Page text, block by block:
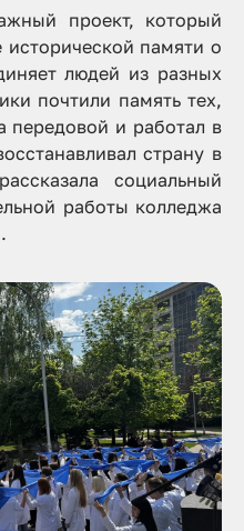
проект, который
исторической памяти о
людей из разных
почтили память тех,
передовой и работал в
страну в
социальный
работы колледжа